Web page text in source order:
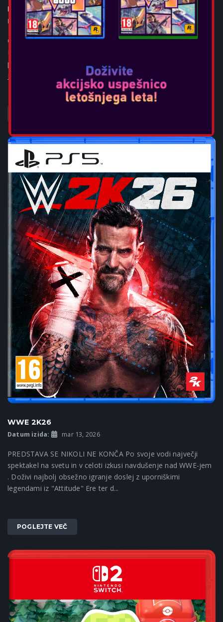
PRAGMATA
Datum izida: apr 24, 2026
OPIS IGRE Capcomov najnovejši IP — PRAGMATA™.
Popolnoma nova znanstvenofantastična akcijska
pustolovščina z edinstvenim hekerskim zasukom. Dogajanje
je v bližnji prihodnosti, kjer morata protagonista ...
WWE 2K26
Datum izida: mar 13, 2026
PREDSTAVA SE NIKOLI NE KONČA Po svoje vodi največji
spektakel na svetu in v celoti izkusi navdušenje nad WWE-jem
. Doživi najbolj obsežno igranje doslej z uporniškimi
legendami iz "Attitude" Ere ter d...
POGLEJTE VEČ